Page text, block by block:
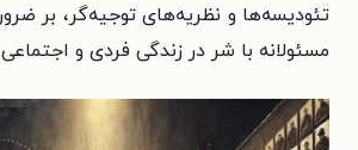
تئودیسه‌ها و نظریه‌های توجیه‌گر، بر
مسئولانه با شر در زندگی فردی و